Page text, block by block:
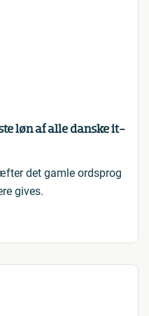
løn af alle danske it-
det gamle ordsprog
gives.